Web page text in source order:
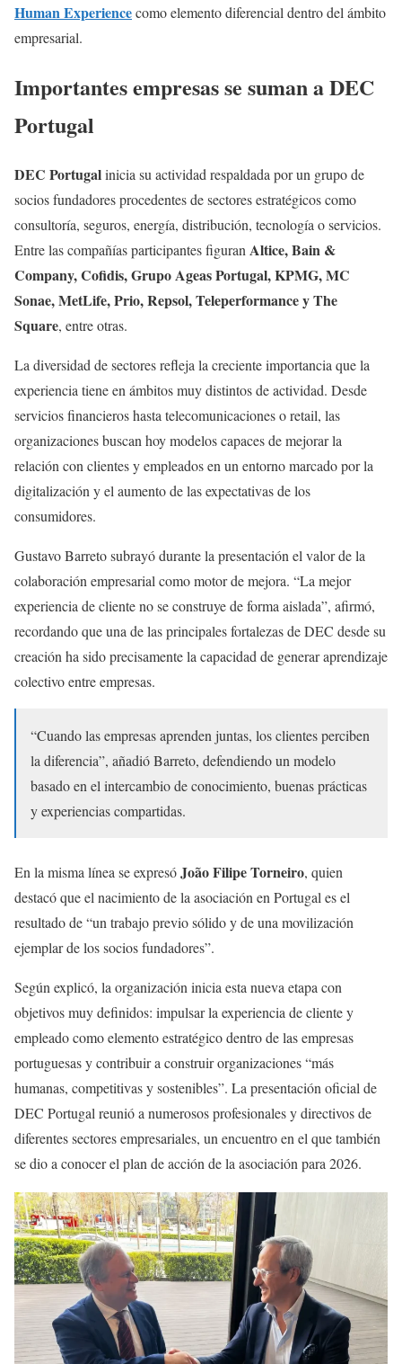
Human Experiencecomo elemento diferencial dentro del ámbito
empresarial.
Importantes empresas se suman a DEC
Portugal
DEC Portugalinicia su actividad respaldada por un grupo de
socios fundadores procedentes de sectores estratégicos como
consultoría, seguros, energía, distribución, tecnología o servicios.
Entre las compañías participantes figuran Altice, Bain &
Company, Cofidis, Grupo Ageas Portugal, KPMG, MC
Sonae, MetLife, Prio, Repsol, Teleperformance y The
Square, entre otras.
La diversidad de sectores refleja la creciente importancia que la
experiencia tiene en ámbitos muy distintos de actividad. Desde
servicios financieros hasta telecomunicaciones o retail, las
organizaciones buscan hoy modelos capaces de mejorar la
relación con clientes y empleados en un entorno marcado por la
digitalización y el aumento de las expectativas de los
consumidores.
Gustavo Barreto subrayó durante la presentación el valor de la
colaboración empresarial como motor de mejora. “La mejor
experiencia de cliente no se construye de forma aislada”, afirmó,
recordando que una de las principales fortalezas de DEC desde su
creación ha sido precisamente la capacidad de generar aprendizaje
colectivo entre empresas.
“Cuando las empresas aprenden juntas, los clientes perciben
la diferencia”, añadió Barreto, defendiendo un modelo
basado en el intercambio de conocimiento, buenas prácticas
y experiencias compartidas.
En la misma línea se expresóJoão Filipe Torneiro, quien
destacó que el nacimiento de la asociación en Portugal es el
resultado de “un trabajo previo sólido y de una movilización
ejemplar de los socios fundadores”.
Según explicó, la organización inicia esta nueva etapa con
objetivos muy definidos: impulsar la experiencia de cliente y
empleado como elemento estratégico dentro de las empresas
portuguesas y contribuir a construir organizaciones “más
humanas, competitivas y sostenibles”. La presentación oficial de
DEC Portugal reunió a numerosos profesionales y directivos de
diferentes sectores empresariales, un encuentro en el que también
se dio a conocer el plan de acción de la asociación para 2026.